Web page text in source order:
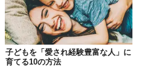
子どもを「愛され経験豊富な人」に
育てる10の方法